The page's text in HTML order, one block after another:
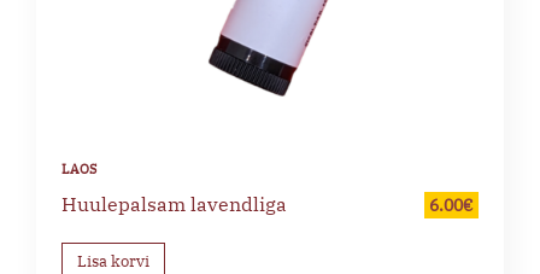
Huulepalsam lavendliga 6.00€
Lisa korvi